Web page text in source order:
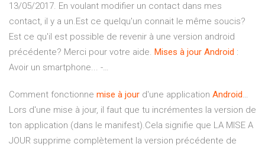
13/05/2017. En voulant modifier un contact dans mes
contact, il y a un.Est ce quelqu'un connait le même soucis?
Est ce qu'il est possible de revenir à une version android
précédente? Merci pour votre aide. Mises à jour Android :
Avoir un smartphone... -…
Comment fonctionne mise à jour d'une application Android…
Lors d'une mise à jour, il faut que tu incrémentes la version de
ton application (dans le manifest).Cela signifie que LA MISE A
JOUR supprime complètement la version précédente de